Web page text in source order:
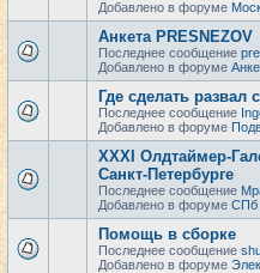
Добавлено в форуме
Анкета PRESNEZOV
Последнее сообщение
Добавлено в форуме
Где сделать развал
Последнее сообщение
Добавлено в форуме
XXXI Олдтаймер-
Санкт-Петербурге
Последнее сообщение
Добавлено в форуме СПб
Помощь в сборке
Последнее сообщение
Добавлено в форуме